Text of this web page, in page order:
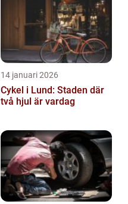
14 januari 2026
Cykel i Lund: Staden där
två hjul är vardag